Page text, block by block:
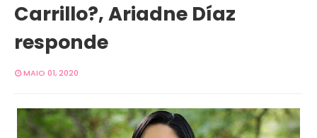
Carrillo?, Ariadne Díaz
responde
MAIO 01, 2020